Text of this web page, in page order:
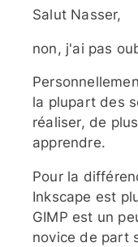
Salut Nasser,
non, j'ai pas
la plupart des
réaliser, de
apprendre.
Pour la
Inkscape est
GIMP est un
novice de part